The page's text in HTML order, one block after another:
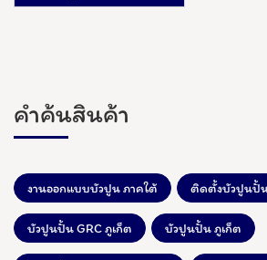
คำค้นสินค้า
งานออกแบบบัวปูน ภาคใต้ ติดตั้งบัวปูนปั้
บัวปูนปั้น GRC ภูเก็ต บัวปูนปั้น ภูเก็ต